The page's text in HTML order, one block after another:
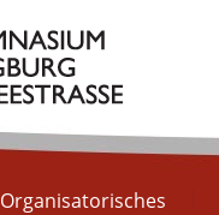
Organisatorisches